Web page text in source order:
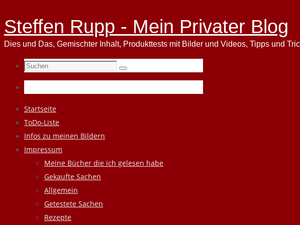
Steffen Rupp - Mein Privater Blog
Dies und Das, Gemischter Inhalt, Produkttests mit Bilder und Videos, Tipps und
Suchen
nach:
Suchen
Zum
Inhalt
springen
Startseite
ToDo-Liste
Infos zu meinen Bildern
Impressum
Meine Bücher die ich gelesen habe
Gekaufte Sachen
Allgemein
Getestete Sachen
Rezepte